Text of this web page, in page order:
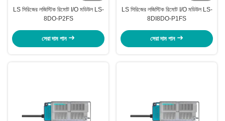
LS সিরিজের লজিস্টিক রিমোট I/O মডিউল LS-
8DO-P2FS
সেরা দাম পান
LS সিরিজের লজিস্টিক রিমোট I/O মডিউল LS-
8DI8DO-P1FS
সেরা দাম পান